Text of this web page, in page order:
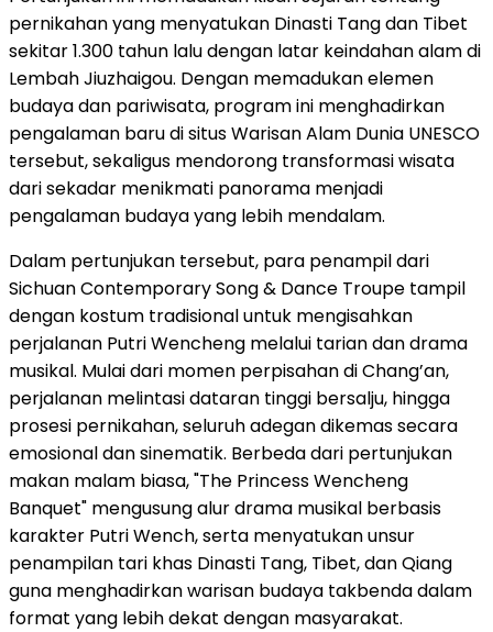
pernikahan yang menyatukan Dinasti Tang dan Tibet
sekitar 1.300 tahun lalu dengan latar keindahan alam di
Lembah Jiuzhaigou. Dengan memadukan elemen
budaya dan pariwisata, program ini menghadirkan
pengalaman baru di situs Warisan Alam Dunia UNESCO
tersebut, sekaligus mendorong transformasi wisata
dari sekadar menikmati panorama menjadi
pengalaman budaya yang lebih mendalam.
Dalam pertunjukan tersebut, para penampil dari
Sichuan Contemporary Song & Dance Troupe tampil
dengan kostum tradisional untuk mengisahkan
perjalanan Putri Wencheng melalui tarian dan drama
musikal. Mulai dari momen perpisahan di Chang’an,
perjalanan melintasi dataran tinggi bersalju, hingga
prosesi pernikahan, seluruh adegan dikemas secara
emosional dan sinematik. Berbeda dari pertunjukan
makan malam biasa, "The Princess Wencheng
Banquet" mengusung alur drama musikal berbasis
karakter Putri Wench, serta menyatukan unsur
penampilan tari khas Dinasti Tang, Tibet, dan Qiang
guna menghadirkan warisan budaya takbenda dalam
format yang lebih dekat dengan masyarakat.